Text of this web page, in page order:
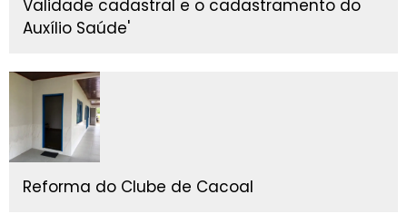
Validade cadastral e o cadastramento do
Auxílio Saúde'
Reforma do Clube de Cacoal